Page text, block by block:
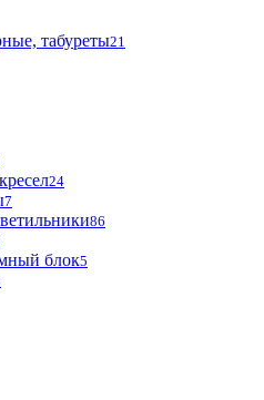
табуреты21
24
7
86
блок5